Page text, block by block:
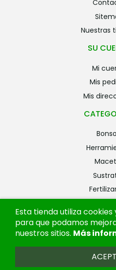
nuestras
SU
mi
mis
mis
Esta tienda utiliza
para que podamos
nuestros sitios. Más